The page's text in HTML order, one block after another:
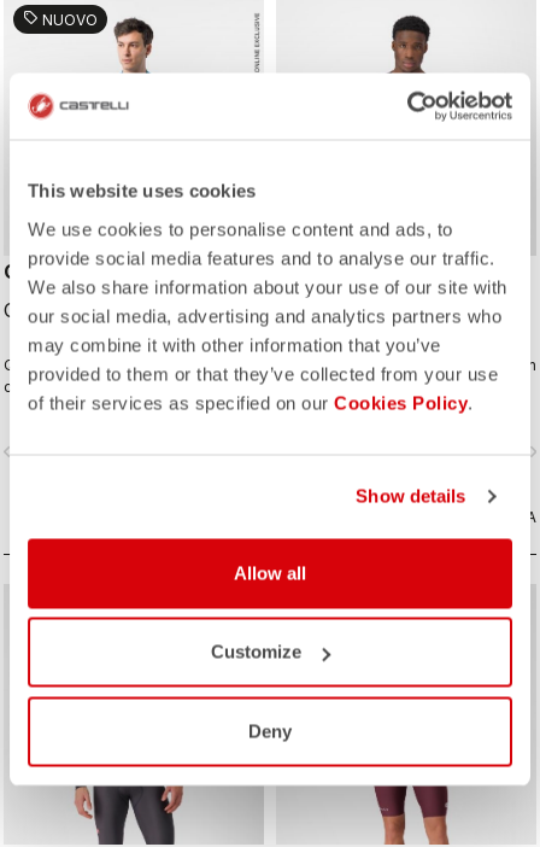
This website uses cookies
We use cookies to personalise content and ads, to
provide social media features and to analyse our traffic.
We also share information about your use of our site with
our social media, advertising and analytics partners who
may combine it with other information that you’ve
provided to them or that they’ve collected from your use
of their services as specified on our Cookies Policy.
Show details
Allow all
Customize
Deny
sell NUOVO
CLASSIFICA 2 JERSEY
CAD159.00
Questa maglia conquista la
classifica grazie alla perfetta
combinazione tra look pulito e alte
cross-dyed offre comfort e
CORRETTO LS JERSEY
CAD259.00
Tessuti estivi e maniche lunghe in un
design audace e veloce.
CONFRONTA